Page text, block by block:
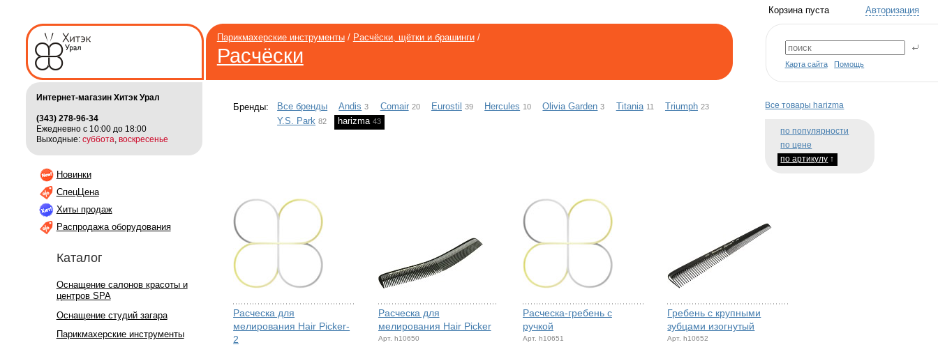
Авторизация
Корзина пуста
Карта сайта Помощь
Парикмахерские инструменты/ Расчёски, щётки и брашинги/
Расчёски
Интернет-магазин Хитэк Урал
(343) 278-96-34
Ежедневно с 10:00 до 18:00
Выходные: суббота воскресенье
Новинки
СпецЦена
Хиты продаж
Распродажа оборудования
Каталог
Оснащение салонов красоты и
центров SPA
Оснащение студий загара
Парикмахерские инструменты
Все товары harizma
по популярности
по цене
по артикулу ↑
Бренды: Все бренды Andis 3 Comair 20 Eurostil 39 Hercules 10 Olivia Garden 3 Titania 11 Triumph 23
Y.S. Park 82 harizma43
Расческа для
мелирования Hair Picker-
2
Расческа для
мелирования Hair Picker
Арт. h10650
Расческа-гребень с
ручкой
Арт. h10651
Гребень с крупными
зубцами изогнутый
Арт. h10652